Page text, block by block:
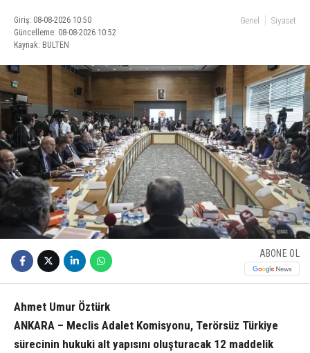
Giriş: 08-08-2026 10:50
Güncelleme: 08-08-2026 10:52
Kaynak: BULTEN
Genel Siyaset
ABONE OL
Ahmet Umur Öztürk
ANKARA – Meclis Adalet Komisyonu, Terörsüz Türkiye
sürecinin hukuki alt yapısını oluşturacak 12 maddelik